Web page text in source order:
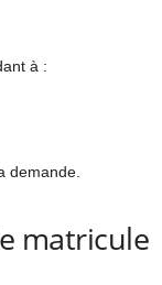
à :
demande.
matricule